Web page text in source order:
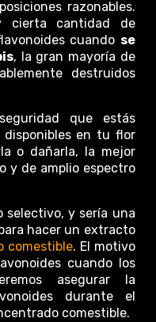
razonables.
cierta cantidad de
cuando se
, la gran mayoría de
destruidos
que estás
disponibles en tu flor
o dañarla, la mejor
y de amplio espectro
selectivo, y sería una
hacer un extracto
comestible. El motivo
cuando los
asegurar la
durante el
comestible.